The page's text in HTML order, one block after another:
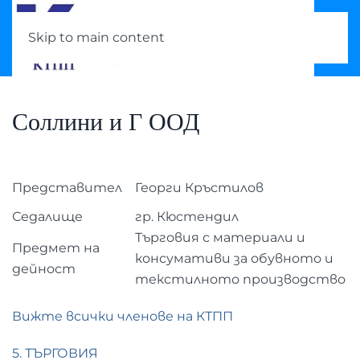
Skip to main content
Соллини и Г ООД
Представител
Георги Кръстилов
Седалище
гр. Кюстендил
Предмет на
дейност
Търговия с материали и
консумативи за обувното и
текстилното производство
Вижте всички членове на КТПП
5. ТЪРГОВИЯ